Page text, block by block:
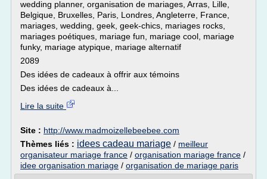
wedding planner, organisation de mariages, Arras, Lille,
Belgique, Bruxelles, Paris, Londres, Angleterre, France,
mariages, wedding, geek, geek-chics, mariages rocks,
mariages poétiques, mariage fun, mariage cool, mariage
funky, mariage atypique, mariage alternatif
2089
Des idées de cadeaux à offrir aux témoins
Des idées de cadeaux à...
Lire la suite
Site : http://www.madmoizellebeebee.com
Thèmes liés : idees cadeau mariage / meilleur
organisateur mariage france / organisation mariage france /
idee organisation mariage / organisation de mariage paris